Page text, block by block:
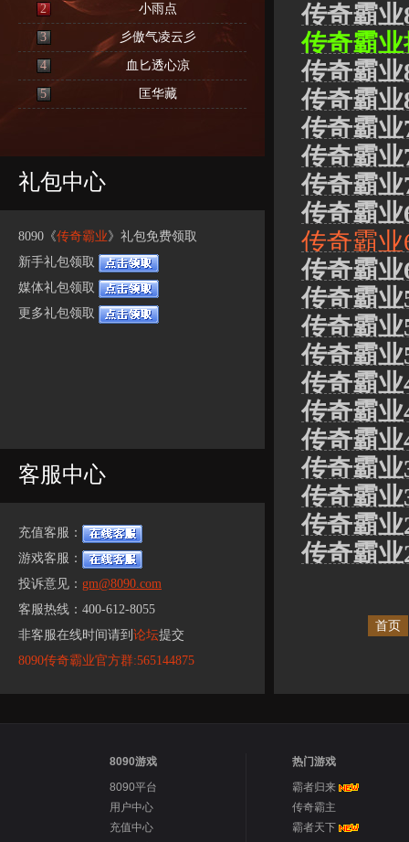
2 小雨点
3 彡傲气凌云彡
4 血匕透心凉
5 匡华藏
礼包中心
8090《传奇霸业》礼包免费领取
新手礼包领取
媒体礼包领取
更多礼包领取
客服中心
充值客服：
游戏客服：
投诉意见： gm@8090.com
客服热线：400-612-8055
非客服在线时间请到 论坛提交
8090传奇霸业官方群:565144875
传奇霸
传奇霸
传奇霸
传奇霸
传奇霸
传奇霸
传奇霸
传奇霸
传奇霸
传奇霸
传奇霸
传奇霸
传奇霸
传奇霸
传奇霸
传奇霸
传奇霸
传奇霸
传奇霸
传奇霸
首页
8090游戏
8090平台
用户中心
充值中心
热门游戏
霸者归来
传奇霸主
霸者天下